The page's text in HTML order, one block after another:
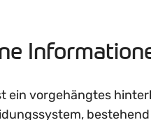
ein vorgehängtes